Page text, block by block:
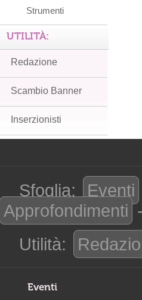
Strumenti
UTILITÀ:
Redazione
Scambio Banner
Inserzionisti
Sfoglia: Eventi
Approfondimenti -
Utilità:
Eventi